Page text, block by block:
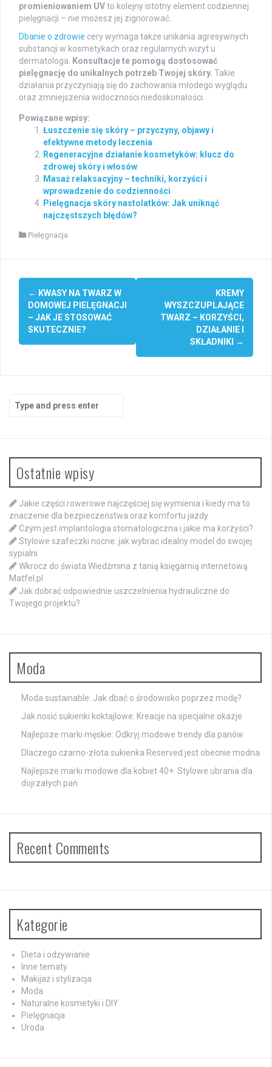
promieniowaniem UVto kolejny istotny element codziennej
pielęgnacji – nie możesz jej zignorować.
Dbanie o zdrowie cery wymaga także unikania agresywnych
substancji w kosmetykach oraz regularnych wizyt u
dermatologa. Konsultacje te pomogą dostosować
pielęgnację do unikalnych potrzeb Twojej skóry. Takie
działania przyczyniają się do zachowania młodego wyglądu
oraz zmniejszenia widoczności niedoskonałości.
Powiązane wpisy:
Łuszczenie się skóry – przyczyny, objawy i
efektywne metody leczenia
Regeneracyjne działanie kosmetyków: klucz do
zdrowej skóry i włosów
Masaż relaksacyjny – techniki, korzyści i
wprowadzenie do codzienności
Pielęgnacja skóry nastolatków: Jak uniknąć
najczęstszych błędów?
Pielęgnacja
Post
navigation
← KWASY NA TWARZ W
DOMOWEJ PIELĘGNACJI
– JAK JE STOSOWAĆ
SKUTECZNIE?
KREMY
WYSZCZUPLAJĄCE
TWARZ – KORZYŚCI,
DZIAŁANIE I
SKŁADNIKI →
Search
for:
Ostatnie wpisy
Jakie części rowerowe najczęściej się wymienia i kiedy ma to
znaczenie dla bezpieczeństwa oraz komfortu jazdy
Czym jest implantologia stomatologiczna i jakie ma korzyści?
Stylowe szafeczki nocne: jak wybrać idealny model do swojej
sypialni
Wkrocz do świata Wiedźmina z tanią księgarnią internetową
Matfel.pl
Jak dobrać odpowiednie uszczelnienia hydrauliczne do
Twojego projektu?
Moda
Moda sustainable: Jak dbać o środowisko poprzez modę?
Jak nosić sukienki koktajlowe: Kreacje na specjalne okazje
Najlepsze marki męskie: Odkryj modowe trendy dla panów
Dlaczego czarno-złota sukienka Reserved jest obecnie modna
Najlepsze marki modowe dla kobiet 40+: Stylowe ubrania dla
dojrzałych pań
Recent Comments
Kategorie
Dieta i odżywianie
Inne tematy
Makijaż i stylizacja
Moda
Naturalne kosmetyki i DIY
Pielęgnacja
Uroda